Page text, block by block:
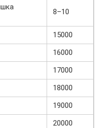
8–10
15000
16000
17000
18000
19000
20000